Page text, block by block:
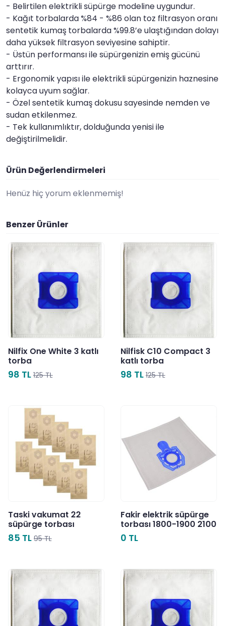
- Belirtilen elektrikli süpürge modeline uygundur.
- Kağıt torbalarda %84 - %86 olan toz filtrasyon oranı
sentetik kumaş torbalarda %99.8’e ulaştığından dolayı
daha yüksek filtrasyon seviyesine sahiptir.
- Üstün performansı ile süpürgenizin emiş gücünü
arttırır.
- Ergonomik yapısı ile elektrikli süpürgenizin haznesine
kolayca uyum sağlar.
- Özel sentetik kumaş dokusu sayesinde nemden ve
sudan etkilenmez.
- Tek kullanımlıktır, dolduğunda yenisi ile
değiştirilmelidir.
Ürün Değerlendirmeleri
Henüz hiç yorum eklenmemiş!
Benzer Ürünler
Nilfix One White 3 katlı
torba
98 TL 125 TL
Nilfisk C10 Compact 3
katlı torba
98 TL 125 TL
Taski vakumat 22
süpürge torbası
85 TL 95 TL
Fakir elektrik süpürge
torbası 1800-1900 2100
0 TL